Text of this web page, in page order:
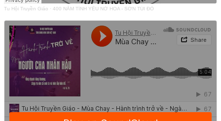
Tu Hội Truyền Giáo · 400 NĂM TÌNH YÊU NỞ HOA - SƠN TÚI ĐỎ